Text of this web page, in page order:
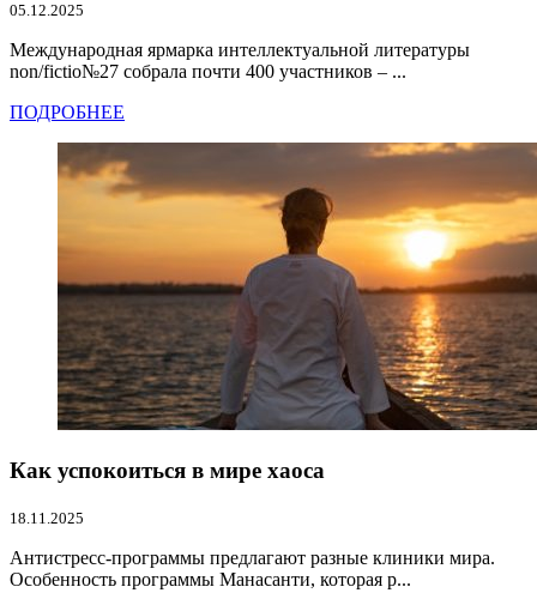
05.12.2025
Международная ярмарка интеллектуальной литературы
non/fictio№27 собрала почти 400 участников – ...
ПОДРОБНЕЕ
Как успокоиться в мире хаоса
18.11.2025
Антистресс-программы предлагают разные клиники мира.
Особенность программы Манасанти, которая р...